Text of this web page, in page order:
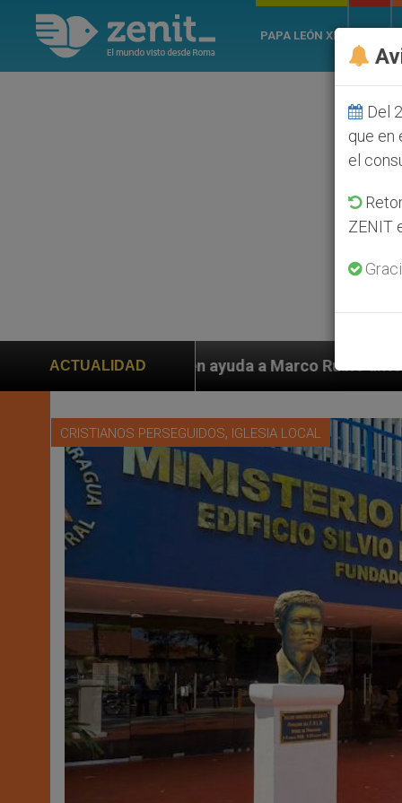
PAPA LEÓN XIV
ACTUALIDAD
a Marco Rubio ante persecución de colonos
CRISTIANOS PERSEGUIDOS, IGLESIA LOCAL
Del
que en
el
ZENIT